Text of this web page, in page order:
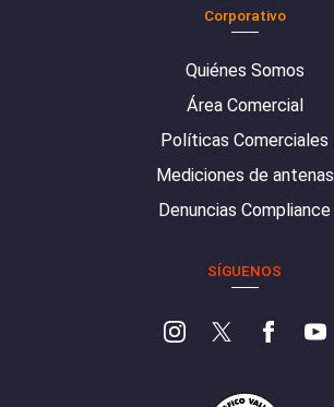
Corporativo
Quiénes Somos
Área Comercial
Políticas Comerciales
Mediciones de antenas
Denuncias Compliance
SÍGUENOS